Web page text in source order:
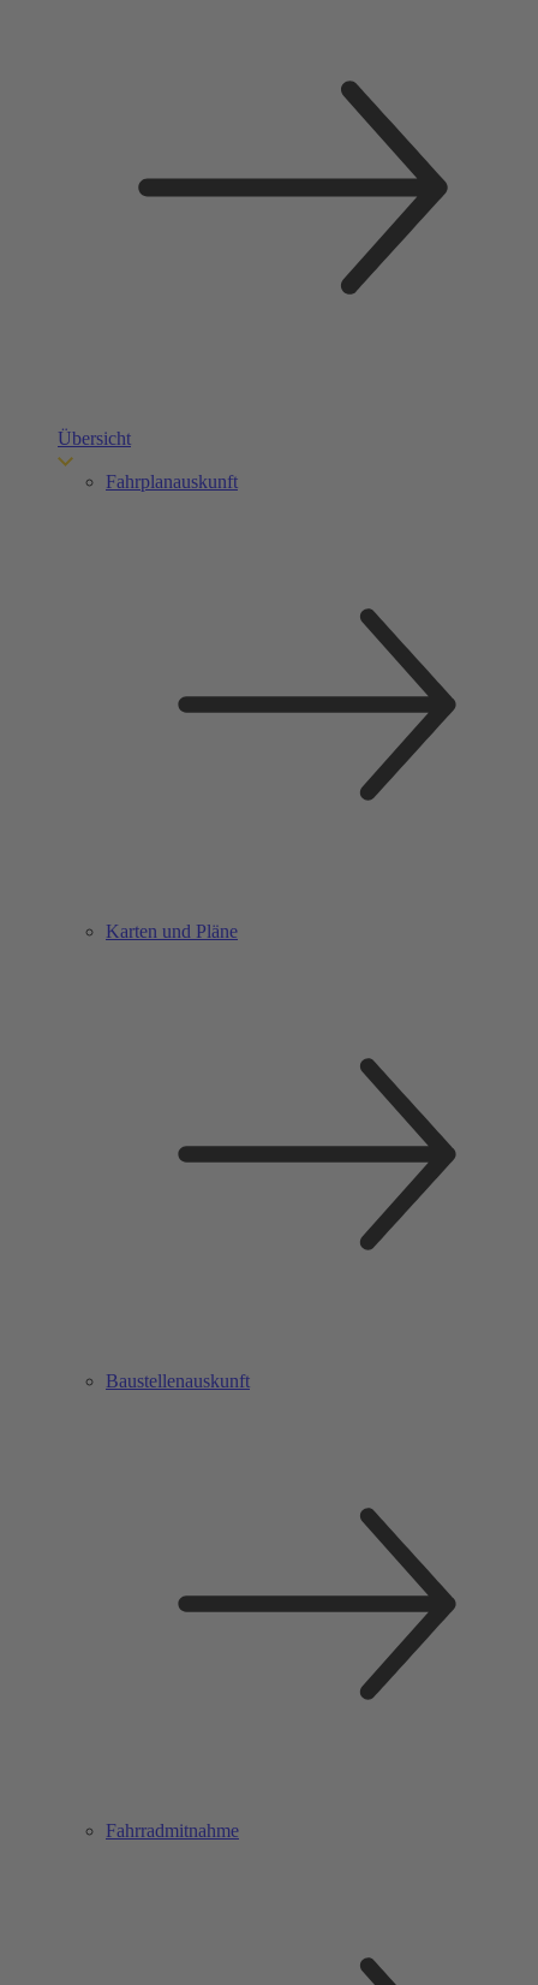
Übersicht
Fahrplanauskunft
Karten und Pläne
Baustellenauskunft
Fahrradmitnahme